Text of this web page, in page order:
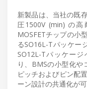
新製品は、当社の既
圧1500V (min) の
MOSFETチップの小
るSO16L-Tパッケー
SO12L-Tパッケー
り、BMSの小型化
ピッチおよびピン配
ーン設計の共通化が可